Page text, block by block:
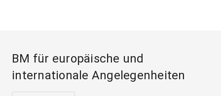
BM für europäische und
internationale Angelegenheiten